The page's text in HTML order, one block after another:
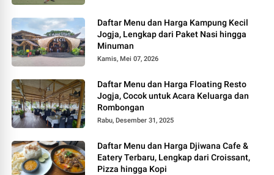
Daftar Menu dan Harga Kampung Kecil
Jogja, Lengkap dari Paket Nasi hingga
Minuman
Kamis, Mei 07, 2026
Daftar Menu dan Harga Floating Resto
Jogja, Cocok untuk Acara Keluarga dan
Rombongan
Rabu, Desember 31, 2025
Daftar Menu dan Harga Djiwana Cafe &
Eatery Terbaru, Lengkap dari Croissant,
Pizza hingga Kopi